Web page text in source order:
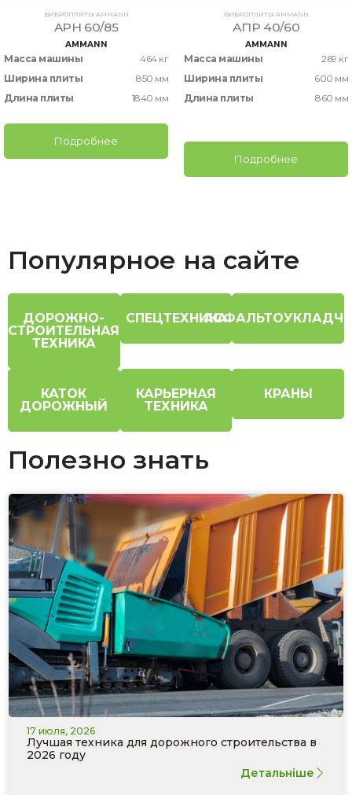
ВИБРОПЛИТЫ AMMANN
APH 60/85
AMMANN
Масса машины
464 кг
Ширина плиты
850 мм
Длина плиты
1840 мм
Подробнее
ВИБРОПЛИТЫ AMMANN
АПР 40/60
AMMANN
Масса машины
269 кг
Ширина плиты
600 мм
Длина плиты
860 мм
Подробнее
Популярное на сайте
ДОРОЖНО-
СТРОИТЕЛЬНАЯ
ТЕХНИКА
СПЕЦТЕХНИКА
КАТОК
ДОРОЖНЫЙ
КАРЬЕРНАЯ
ТЕХНИКА
КРАНЫ
Полезно знать
17 июля, 2026
Лучшая техника для дорожного строительства в
2026 году
Детальніше